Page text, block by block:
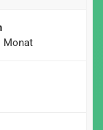
Monat